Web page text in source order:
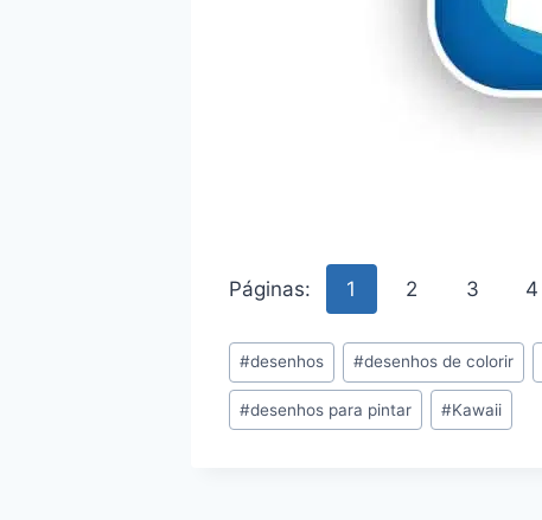
Páginas: 1 2 3 4
Tags
do
Post:
#desenhos #desenhos de colorir
#desenhos para pintar #Kawaii